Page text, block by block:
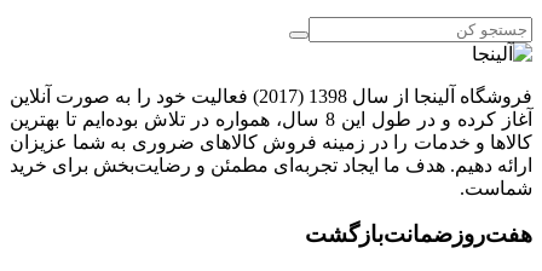
فروشگاه آلینجا از سال 1398 (2017) فعالیت خود را به صورت آنلاین
آغاز کرده و در طول این 8 سال، همواره در تلاش بوده‌ایم تا بهترین
کالاها و خدمات را در زمینه فروش کالاهای ضروری به شما عزیزان
ارائه دهیم. هدف ما ایجاد تجربه‌ای مطمئن و رضایت‌بخش برای خرید
شماست.
هفت‌روز‌ضمانت‌بازگشت